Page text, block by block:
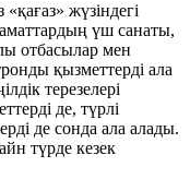
жүзіндегі
үш санаты,
отбасылар мен
қызметтерді ала
терезелері
де, түрлі
де сонда ала алады.
түрде кезек